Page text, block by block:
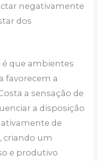
negativamente
dos
que ambientes
favorecem a
a sensação de
a disposição
de
criando um
e produtivo